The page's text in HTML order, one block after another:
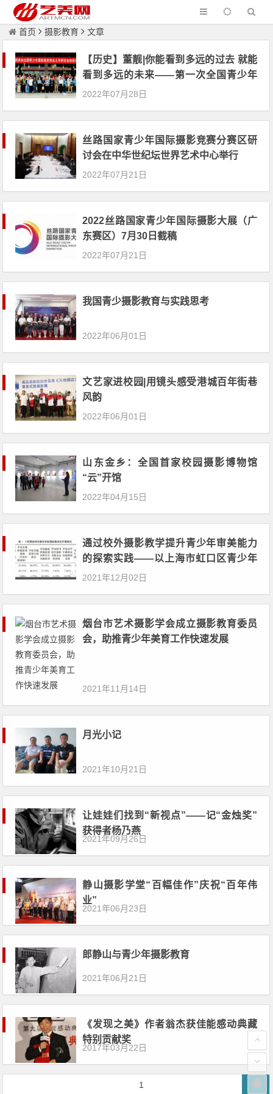
首页 摄影教育 文章
【历史】董靓|你能看到多远的过去 就能
看到多远的未来——第一次全国青少年
摄影教育修史研讨会上的讲话
2022年07月28日
丝路国家青少年国际摄影竞赛分赛区研
讨会在中华世纪坛世界艺术中心举行
2022年07月21日
2022丝路国家青少年国际摄影大展（广
东赛区）7月30日截稿
2022年07月21日
我国青少摄影教育与实践思考
2022年06月01日
文艺家进校园|用镜头感受港城百年街巷
风韵
2022年06月01日
山东金乡：全国首家校园摄影博物馆
“云”开馆
2022年04月15日
通过校外摄影教学提升青少年审美能力
的探索实践——以上海市虹口区青少年
活动中心为例
2021年12月02日
烟台市艺术摄影学会成立摄影教育委员
会，助推青少年美育工作快速发展
2021年11月14日
月光小记
2021年10月21日
让娃娃们找到“新视点”——记“金烛奖”
获得者杨乃燕
2021年09月26日
静山摄影学堂“百幅佳作”庆祝“百年伟
业”
2021年06月23日
郎静山与青少年摄影教育
2021年06月21日
《发现之美》作者翁杰获佳能感动典藏
特别贡献奖
2017年03月22日
1